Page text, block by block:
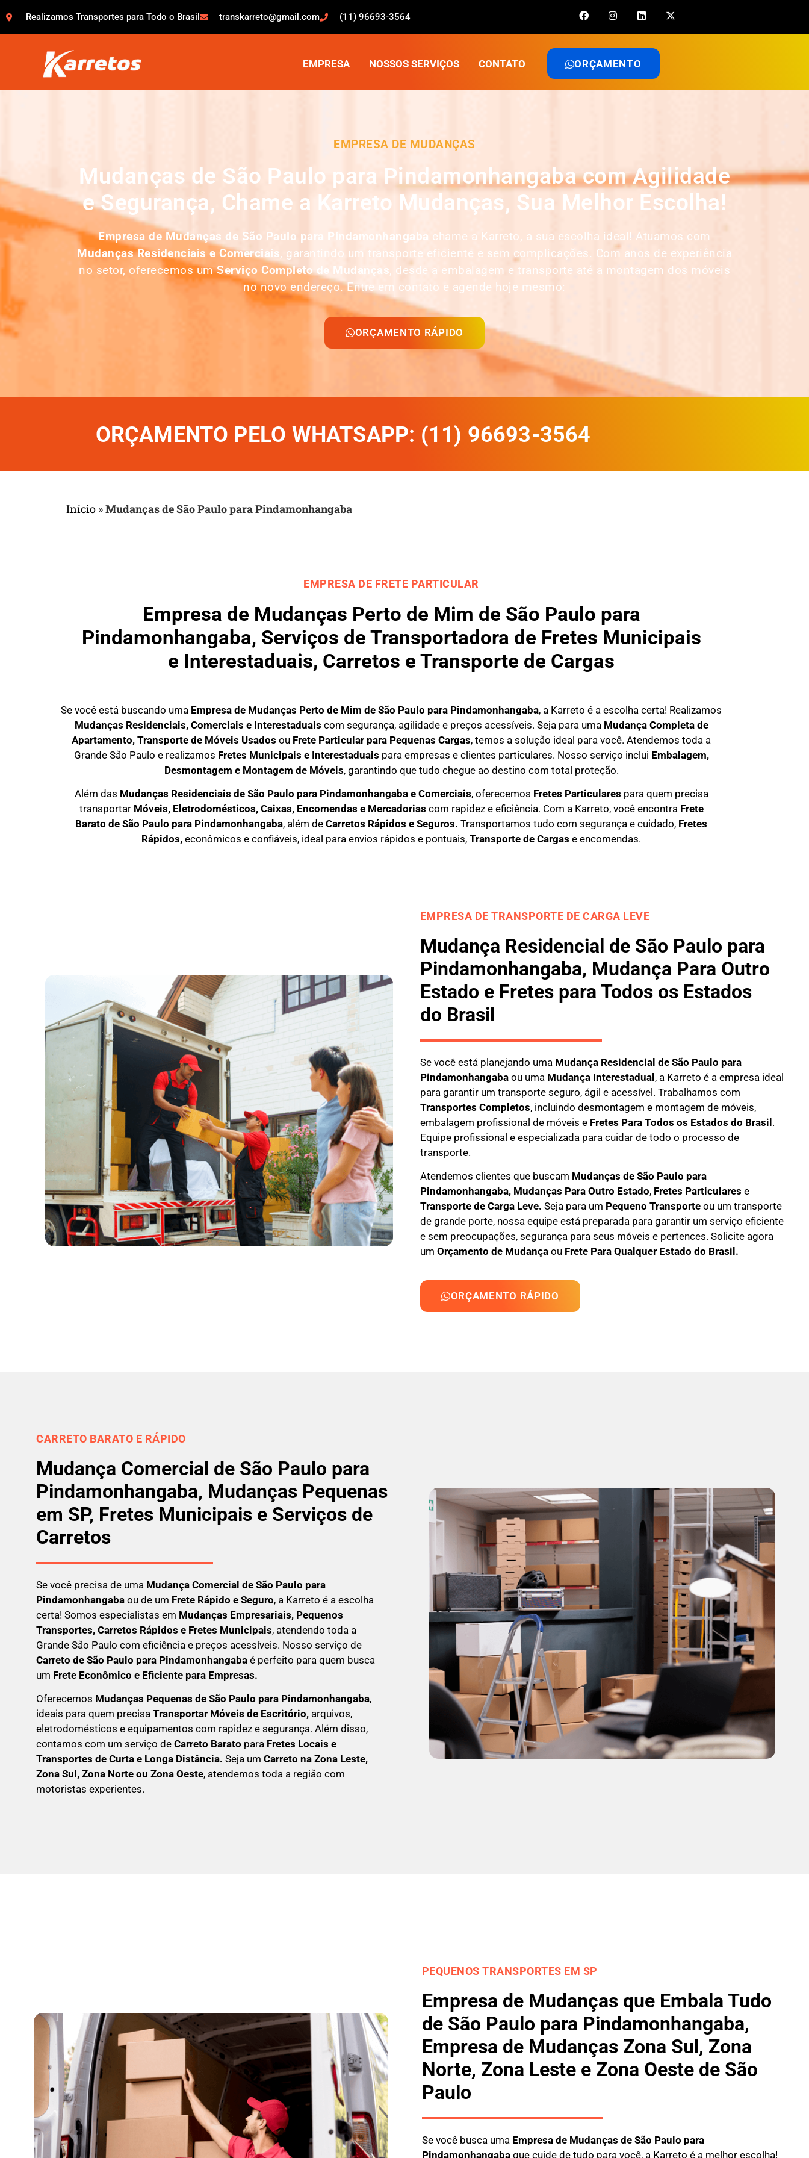
Realizamos Transportes para Todo o Brasil transkarreto@gmail.com (11) 96693-3564
EMPRESA NOSSOS SERVIÇOS CONTATO ORÇAMENTO
EMPRESA DE MUDANÇAS
Mudanças de São Paulo para Pindamonhangaba com Agilidade
e Segurança, Chame a Karreto Mudanças, Sua Melhor Escolha!
Empresa de Mudanças de São Paulo para Pindamonhangaba chame a Karreto, a sua escolha ideal! Atuamos com
Mudanças Residenciais e Comerciais, garantindo um transporte eficiente e sem complicações. Com anos de experiência
no setor, oferecemos umServiço Completo de Mudanças, desde a embalagem e transporte até a montagem dos móveis
no novo endereço. Entre em contato e agende hoje mesmo:
ORÇAMENTO RÁPIDO
ORÇAMENTO PELO WHATSAPP: (11) 96693-3564
Início »Mudanças de São Paulo para Pindamonhangaba
EMPRESA DE FRETE PARTICULAR
Empresa de Mudanças Perto de Mim de São Paulo para
Pindamonhangaba, Serviços de Transportadora de Fretes Municipais
e Interestaduais, Carretos e Transporte de Cargas
Se você está buscando uma Empresa de Mudanças Perto de Mim de São Paulo para Pindamonhangaba, a Karreto é a escolha certa! Realizamos
Mudanças Residenciais, Comerciais e Interestaduais com segurança, agilidade e preços acessíveis. Seja para uma Mudança Completa de
Apartamento, Transporte de Móveis Usados ou Frete Particular para Pequenas Cargas, temos a solução ideal para você. Atendemos toda a
Grande São Paulo e realizamos Fretes Municipais e Interestaduais para empresas e clientes particulares. Nosso serviço inclui Embalagem,
Desmontagem e Montagem de Móveis, garantindo que tudo chegue ao destino com total proteção.
Além das Mudanças Residenciais de São Paulo para Pindamonhangaba e Comerciais, oferecemos Fretes Particulares para quem precisa
transportar Móveis, Eletrodomésticos, Caixas, Encomendas e Mercadorias com rapidez e eficiência. Com a Karreto, você encontra Frete
Barato de São Paulo para Pindamonhangaba, além de Carretos Rápidos e Seguros. Transportamos tudo com segurança e cuidado, Fretes
Rápidos, econômicos e confiáveis, ideal para envios rápidos e pontuais, Transporte de Cargas e encomendas.
EMPRESA DE TRANSPORTE DE CARGA LEVE
Mudança Residencial de São Paulo para
Pindamonhangaba, Mudança Para Outro
Estado e Fretes para Todos os Estados
do Brasil
Se você está planejando uma Mudança Residencial de São Paulo para
Pindamonhangabaou uma Mudança Interestadual, a Karreto é a empresa ideal
para garantir um transporte seguro, ágil e acessível. Trabalhamos com
Transportes Completos, incluindo desmontagem e montagem de móveis,
embalagem profissional de móveis e Fretes Para Todos os Estados do Brasil.
Equipe profissional e especializada para cuidar de todo o processo de
transporte.
Atendemos clientes que buscam Mudanças de São Paulo para
Pindamonhangaba, Mudanças Para Outro Estado,Fretes Particulares e
Transportede Carga Leve. Seja para um Pequeno Transporteou um transporte
de grande porte, nossa equipe está preparada para garantir um serviço eficiente
e sem preocupações, segurança para seus móveis e pertences. Solicite agora
um Orçamento de Mudançaou Frete Para Qualquer Estado do Brasil.
ORÇAMENTO RÁPIDO
CARRETO BARATO E RÁPIDO
Mudança Comercial de São Paulo para
Pindamonhangaba, Mudanças Pequenas
em SP, Fretes Municipais e Serviços de
Carretos
Se você precisa de uma Mudança Comercial de São Paulo para
Pindamonhangaba ou de um Frete Rápido e Seguro, a Karreto é a escolha
certa! Somos especialistas em Mudanças Empresariais, Pequenos
Transportes, Carretos Rápidos e Fretes Municipais, atendendo toda a
Grande São Paulo com eficiência e preços acessíveis. Nosso serviço de
Carreto de São Paulo para Pindamonhangaba é perfeito para quem busca
um Frete Econômico e Eficiente para Empresas.
Oferecemos Mudanças Pequenas de São Paulo para Pindamonhangaba,
ideais para quem precisa Transportar Móveis de Escritório, arquivos,
eletrodomésticos e equipamentos com rapidez e segurança. Além disso,
contamos com um serviço de Carreto Barato para Fretes Locais e
Transportes de Curta e Longa Distância. Seja um Carreto na Zona Leste,
Zona Sul, Zona Norte ou Zona Oeste, atendemos toda a região com
motoristas experientes.
PEQUENOS TRANSPORTES EM SP
Empresa de Mudanças que Embala Tudo
de São Paulo para Pindamonhangaba,
Empresa de Mudanças Zona Sul, Zona
Norte, Zona Leste e Zona Oeste de São
Paulo
Se você busca umaEmpresa de Mudanças de São Paulo para
Pindamonhangabaque cuide de tudo para você, a Karreto é a melhor escolha!